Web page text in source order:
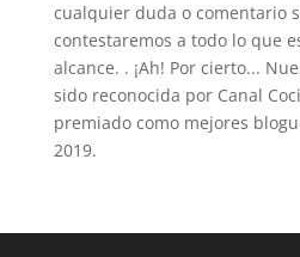
cualquier duda o comentario
contestaremos a todo lo que
alcance. . ¡Ah! Por cierto...
sido reconocida por Canal
premiado como mejores
2019.